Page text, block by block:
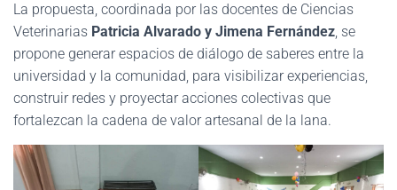
La propuesta, coordinada por las docentes de Ciencias
Veterinarias Patricia Alvarado y Jimena Fernández, se
propone generar espacios de diálogo de saberes entre la
universidad y la comunidad, para visibilizar experiencias,
construir redes y proyectar acciones colectivas que
fortalezcan la cadena de valor artesanal de la lana.